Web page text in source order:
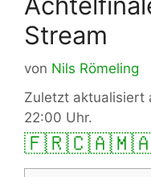
Stream
von Nils Römeling
Zuletzt aktualisiert
22:00 Uhr.
🇫🇷🇨🇦